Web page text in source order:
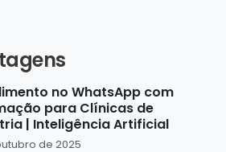
no WhatsApp com
para Clínicas de
| Inteligência Artificial
de 2025